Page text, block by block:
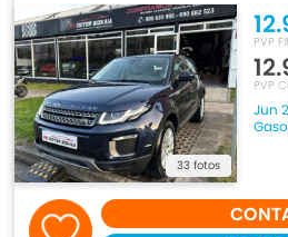
33 fotos
PVP
PVP
Jun